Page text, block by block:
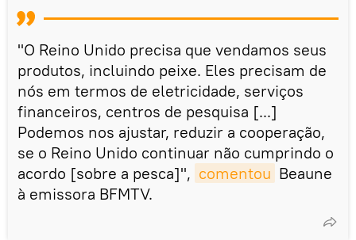
"O Reino Unido precisa que vendamos seus
produtos, incluindo peixe. Eles precisam de
nós em termos de eletricidade, serviços
financeiros, centros de pesquisa [...]
Podemos nos ajustar, reduzir a cooperação,
se o Reino Unido continuar não cumprindo o
acordo [sobre a pesca]", comentou Beaune
à emissora BFMTV.